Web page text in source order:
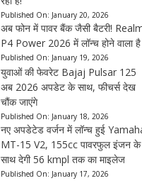
Published On: January 20, 2026
अब फोन में पावर बैंक जैसी बैटरी!
P4 Power 2026 में लॉन्च होने वाला है
Published On: January 19, 2026
युवाओं की फेवरेट Bajaj Pulsar 125
अब 2026 अपडेट के साथ, फीचर्स देख
चौंक जाएंगे
Published On: January 18, 2026
नए अपडेटेड वर्जन में लॉन्च हुई
MT-15 V2, 155cc पावरफुल इंजन के
साथ देगी 56 kmpl तक का माइलेज
Published On: January 17, 2026